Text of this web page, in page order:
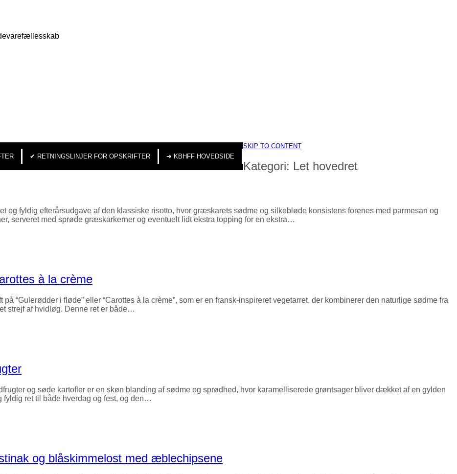
SKIP TO CONTENT
✔︎ RETNINGSLINJER FOR OPSKRIFTER ➜ KBHFF HOVEDSIDE
Kategori: Let hovedret
og fyldig efterårsudgave af den klassiske risotto, hvor græskarets sødme og silkebløde konsistens forenes med parmesan og
serveret med sprøde græskarkerner og eventuelt lidt ekstra topping for en ekstra…
à la crème
“Gulerødder i fløde” eller “Carottes à la crème”, som er en fransk-inspireret vegetarret, der kombinerer den naturlige sødme fra
strejf af hvidløg. Denne ret er både…
og søde kartofler er en skøn blanding af sødme og sprødhed, hvor karamelliserede grøntsager bliver dækket af en gylden
fyldig ret til både hverdag og fest, og den…
og blåskimmelost med æblechipsene